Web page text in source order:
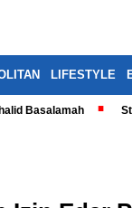
LIFESTYLE
Basalamah